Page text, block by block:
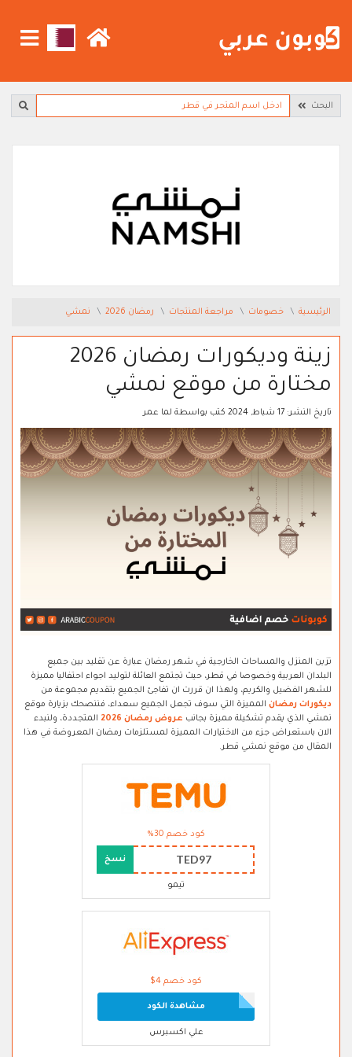
البحث
الرئيسية خصومات مراجعة المنتجات رمضان 2026 نمشي
زينة وديكورات رمضان 2026
مختارة من موقع نمشي
تاريخ النشر: 17 شباط, 2024 كتب بواسطة لما عمر
تزين المنزل والمساحات الخارجية في شهر رمضان عبارة عن تقليد بين جميع
البلدان العربية وخصوصا في قطر، حيث تجتمع العائلة لتوليد اجواء احتفاليا مميزة
للشهر الفضيل والكريم، ولهذا ان قررت ان تفاجئ الجميع بتقديم مجموعة من
ديكورات رمضان المميزة التي سوف تجعل الجميع سعداء، فننصحك بزيارة موقع
نمشي الذي يقدم تشكيلة مميزة بجانب عروض رمضان 2026
المتجددة، ولنبدء
الان باستعراض جزء من الاختيارات المميزة لمستلزمات رمضان المعروضة في هذا
المقال من موقع نمشي قطر.
كود خصم 30%
TED97 نسخ
تيمو
كود خصم 4$
مشاهدة الكود
علي اكسبرس